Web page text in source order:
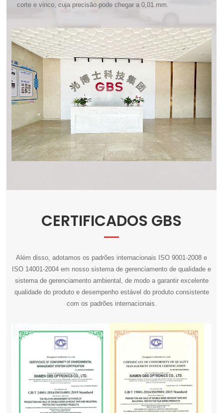
corte e vinco, cuja precisão pode chegar a 0,01 mm.
CERTIFICADOS GBS
Além disso, adotamos os padrões internacionais ISO 9001-2008 e
ISO 14001-2004 em nosso sistema de gerenciamento de qualidade e
sistema de gerenciamento ambiental, de modo a garantir excelente
qualidade do produto e desempenho estável do produto consistente
com os padrões internacionais.